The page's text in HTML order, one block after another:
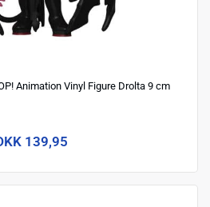
Animation Vinyl Figure Drolta 9 cm
139,95